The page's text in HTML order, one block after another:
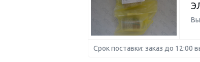
Срок поставки: заказ до 12:00